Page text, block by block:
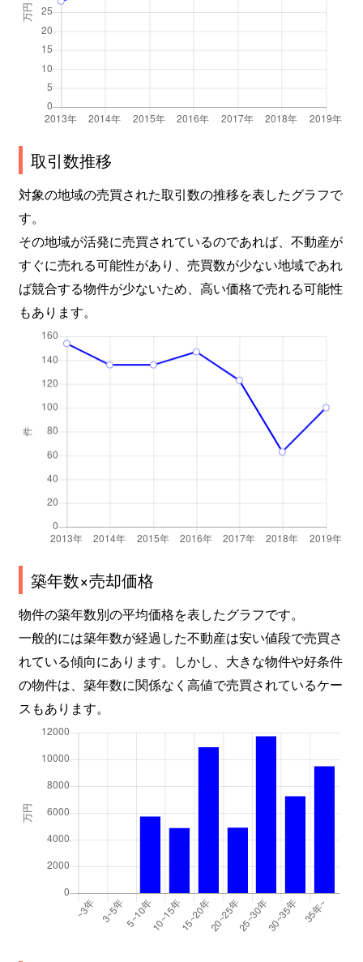
取引数推移
対象の地域の売買された取引数の推移を表したグラフで
す。
その地域が活発に売買されているのであれば、不動産が
すぐに売れる可能性があり、売買数が少ない地域であれ
ば競合する物件が少ないため、高い価格で売れる可能性
もあります。
築年数×売却価格
物件の築年数別の平均価格を表したグラフです。
一般的には築年数が経過した不動産は安い値段で売買さ
れている傾向にあります。しかし、大きな物件や好条件
の物件は、築年数に関係なく高値で売買されているケー
スもあります。